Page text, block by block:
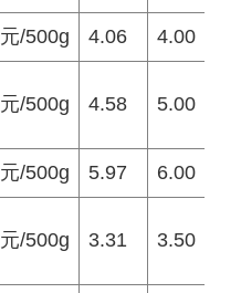
元/500g 4.06 4.00
元/500g 4.58 5.00
元/500g 5.97 6.00
元/500g 3.31 3.50